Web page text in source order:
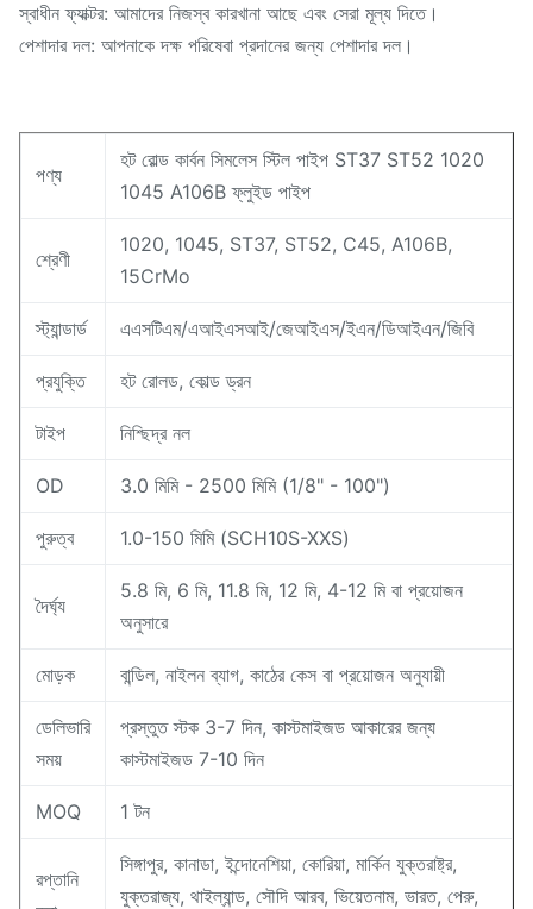
স্বাধীন ফ্যাক্টর: আমাদের নিজস্ব কারখানা আছে এবং সেরা মূল্য দিতে।
পেশাদার দল: আপনাকে দক্ষ পরিষেবা প্রদানের জন্য পেশাদার দল।
পণ্য
হট রোল্ড কার্বন সিমলেস স্টিল পাইপ ST37 ST52 1020
1045 A106B ফ্লুইড পাইপ
শ্রেণী
1020, 1045, ST37, ST52, C45, A106B,
15CrMo
স্ট্যান্ডার্ড এএসটিএম/এআইএসআই/জেআইএস/ইএন/ডিআইএন/জিবি
প্রযুক্তি হট রোলড, কোল্ড ড্রন
টাইপ নিশ্ছিদ্র নল
OD 3.0 মিমি - 2500 মিমি (1/8" - 100")
পুরুত্ব 1.0-150 মিমি (SCH10S-XXS)
দৈর্ঘ্য
5.8 মি, 6 মি, 11.8 মি, 12 মি, 4-12 মি বা প্রয়োজন
অনুসারে
মোড়ক বান্ডিল, নাইলন ব্যাগ, কাঠের কেস বা প্রয়োজন অনুযায়ী
ডেলিভারি
সময়
প্রস্তুত স্টক 3-7 দিন, কাস্টমাইজড আকারের জন্য
কাস্টমাইজড 7-10 দিন
MOQ 1 টন
রপ্তানি
সিঙ্গাপুর, কানাডা, ইন্দোনেশিয়া, কোরিয়া, মার্কিন যুক্তরাষ্ট্র,
যুক্তরাজ্য, থাইল্যান্ড, সৌদি আরব, ভিয়েতনাম, ভারত, পেরু,